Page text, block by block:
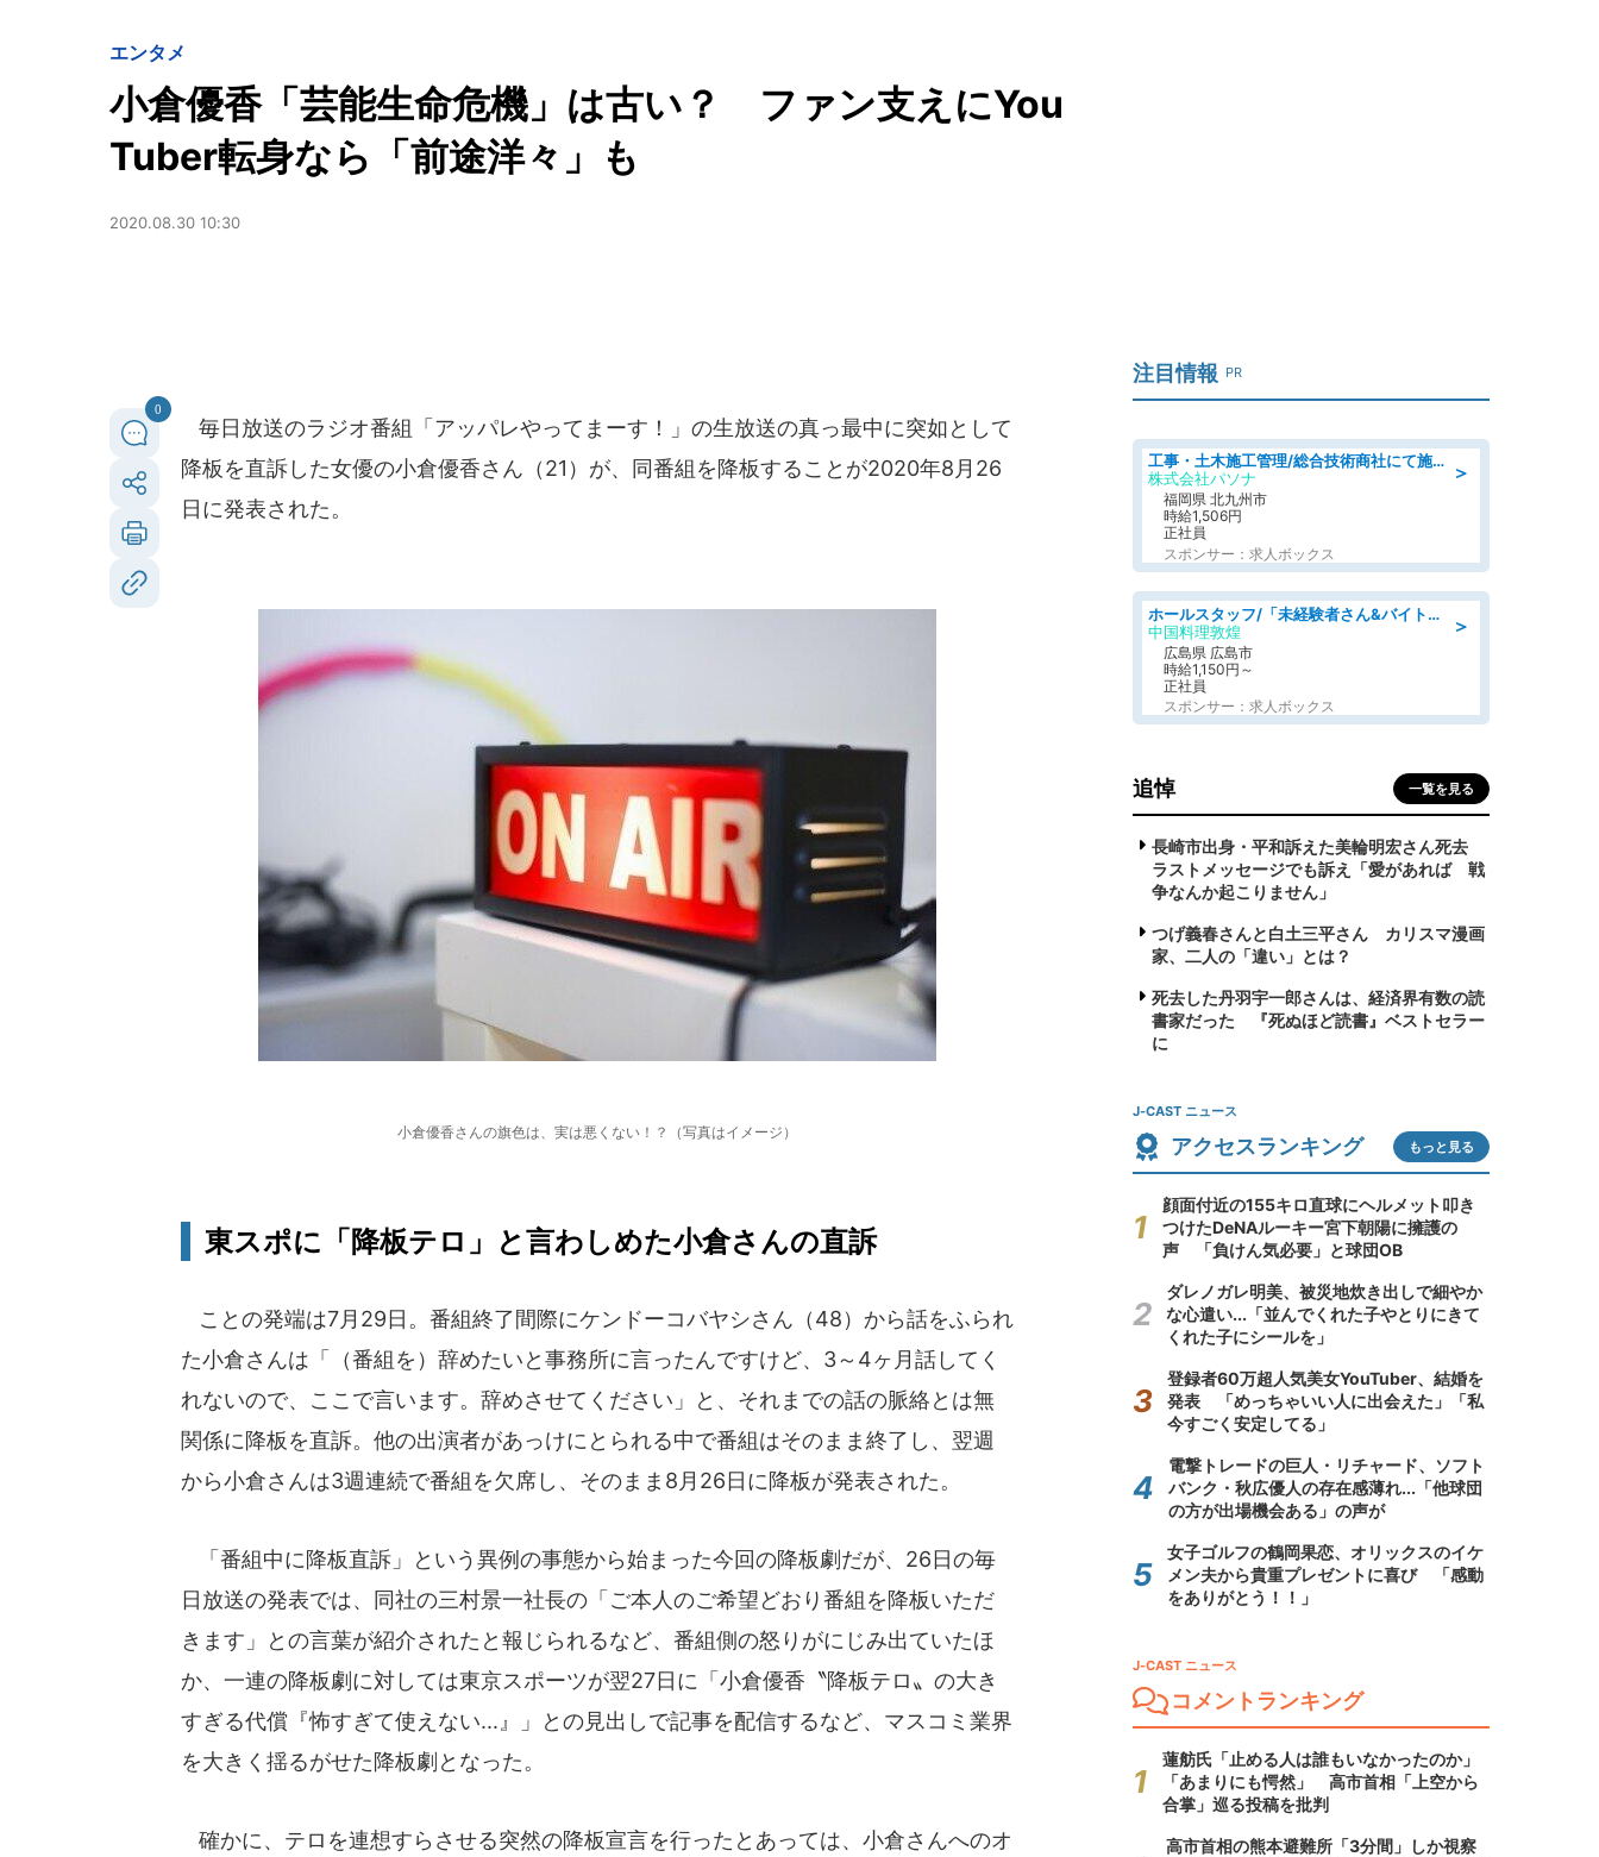
エンタメ
小倉優香「芸能生命危機」は古い？ ファン支えにYou
Tuber転身なら「前途洋々」も
2020.08.30 10:30
0
毎日放送のラジオ番組「アッパレやってまーす！」の生放送の真っ最中に突如として
降板を直訴した女優の小倉優香さん（21）が、同番組を降板することが2020年8月26
日に発表された。
小倉優香さんの旗色は、実は悪くない！？（写真はイメージ）
東スポに「降板テロ」と言わしめた小倉さんの直訴
ことの発端は7月29日。番組終了間際にケンドーコバヤシさん（48）から話をふられ
た小倉さんは「（番組を）辞めたいと事務所に言ったんですけど、3～4ヶ月話してく
れないので、ここで言います。辞めさせてください」と、それまでの話の脈絡とは無
関係に降板を直訴。他の出演者があっけにとられる中で番組はそのまま終了し、翌週
から小倉さんは3週連続で番組を欠席し、そのまま8月26日に降板が発表された。
「番組中に降板直訴」という異例の事態から始まった今回の降板劇だが、26日の毎
日放送の発表では、同社の三村景一社長の「ご本人のご希望どおり番組を降板いただ
きます」との言葉が紹介されたと報じられるなど、番組側の怒りがにじみ出ていたほ
か、一連の降板劇に対しては東京スポーツが翌27日に「小倉優香〝降板テロ〟の大き
すぎる代償『怖すぎて使えない...』」との見出しで記事を配信するなど、マスコミ業界
を大きく揺るがせた降板劇となった。
確かに、テロを連想すらさせる突然の降板宣言を行ったとあっては、小倉さんへのオ
注目情報 PR
＞
工事・土木施工管理/総合技術商社にて施工管理のお仕事/即日勤務可/車通勤可/工事・土木施工管理/生産・品質管理
株式会社パソナ
福岡県 北九州市
時給1,506円
正社員
スポンサー：求人ボックス
＞
ホールスタッフ/「未経験者さん&バイトデビューも大歓迎」残業ほぼなし×1日3時間〜勤務OK!フォロー体制も充実/広島県/広島市南区
中国料理敦煌
広島県 広島市
時給1,150円～
正社員
スポンサー：求人ボックス
追悼 一覧を見る
長崎市出身・平和訴えた美輪明宏さん死去
ラストメッセージでも訴え「愛があれば 戦
争なんか起こりません」
つげ義春さんと白土三平さん カリスマ漫画
家、二人の「違い」とは？
死去した丹羽宇一郎さんは、経済界有数の読
書家だった 『死ぬほど読書』ベストセラー
に
J-CAST ニュース
アクセスランキング もっと見る
顔面付近の155キロ直球にヘルメット叩き
つけたDeNAルーキー宮下朝陽に擁護の
声 「負けん気必要」と球団OB
ダレノガレ明美、被災地炊き出しで細やか
な心遣い...「並んでくれた子やとりにきて
くれた子にシールを」
登録者60万超人気美女YouTuber、結婚を
発表 「めっちゃいい人に出会えた」「私
今すごく安定してる」
電撃トレードの巨人・リチャード、ソフト
バンク・秋広優人の存在感薄れ...「他球団
の方が出場機会ある」の声が
女子ゴルフの鶴岡果恋、オリックスのイケ
メン夫から貴重プレゼントに喜び 「感動
をありがとう！！」
J-CAST ニュース
コメントランキング
蓮舫氏「止める人は誰もいなかったのか」
「あまりにも愕然」 高市首相「上空から
合掌」巡る投稿を批判
高市首相の熊本避難所「3分間」しか視察